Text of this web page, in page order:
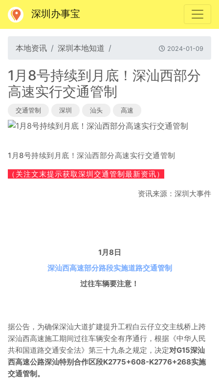
深圳办事宝
本地资讯 深圳本地知道 2024-01-09
1月8号持续到月底！深汕西部分
高速实行交通管制
交通管制 深圳 汕头 高速
1月8号持续到月底！深汕西部分高速实行交通管制
（关注文末提示获取深圳交通管制最新资讯）
资讯来源：深圳大事件
1月8日
深汕西高速部分路段实施道路交通管制
过往车辆要注意！
据公告，为确保深汕大道扩建提升工程白云仔立交主线桥上跨
深汕西高速施工期间过往车辆安全有序通行，根据《中华人民
共和国道路交通安全法》第三十九条之规定，决定对G15深汕
西高速公路深汕特别合作区段K2775+608-K2776+268实施
交通管制。